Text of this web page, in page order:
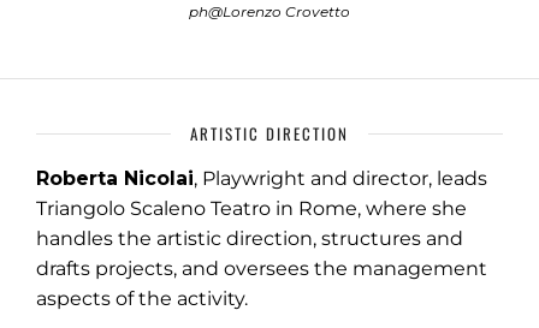
ph@Lorenzo Crovetto
ARTISTIC DIRECTION
Roberta Nicolai, Playwright and director, leads
Triangolo Scaleno Teatro in Rome, where she
handles the artistic direction, structures and
drafts projects, and oversees the management
aspects of the activity.